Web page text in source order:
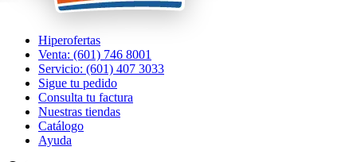
Hiperofertas
Venta: (601) 746 8001
Servicio: (601) 407 3033
Sigue tu pedido
Consulta tu factura
Nuestras tiendas
Catálogo
Ayuda